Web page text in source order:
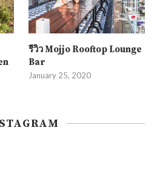
รีวิว Mojjo Rooftop Lounge
Bar
January 25, 2020